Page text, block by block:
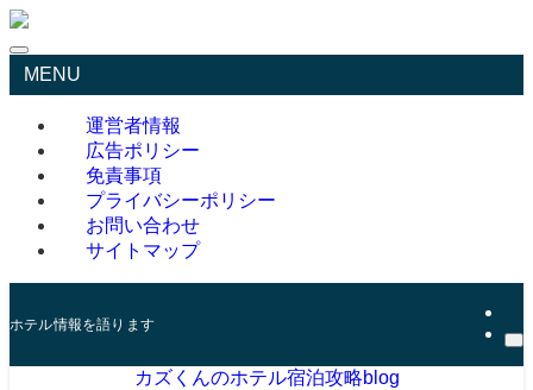
MENU
運営者情報
広告ポリシー
免責事項
プライバシーポリシー
お問い合わせ
サイトマップ
ホテル情報を語ります
カズくんのホテル宿泊攻略blog